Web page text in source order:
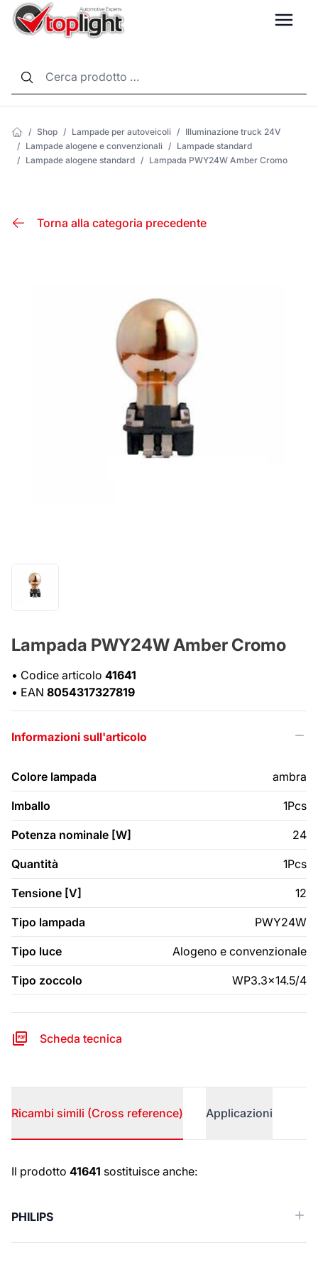
/ Shop / Lampade per autoveicoli / Illuminazione truck 24V
/ Lampade alogene e convenzionali / Lampade standard
/ Lampade alogene standard / Lampada PWY24W Amber Cromo
Torna alla categoria precedente
Lampada PWY24W Amber Cromo
• Codice articolo 41641
• EAN 8054317327819
Informazioni sull'articolo
Colore lampada ambra
Imballo 1Pcs
Potenza nominale [W] 24
Quantità 1Pcs
Tensione [V] 12
Tipo lampada PWY24W
Tipo luce Alogeno e convenzionale
Tipo zoccolo WP3.3x14.5/4
Scheda tecnica
Ricambi simili (Cross reference) Applicazioni
Ricambi simili (Cross reference)
Il prodotto 41641 sostituisce anche:
PHILIPS